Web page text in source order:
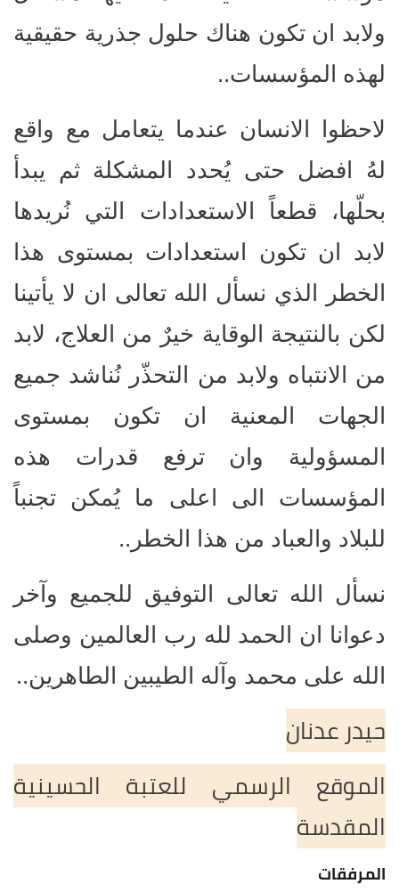
ولابد ان تكون هناك حلول جذرية حقيقية
لهذه المؤسسات..
لاحظوا الانسان عندما يتعامل مع واقع
لهُ افضل حتى يُحدد المشكلة ثم يبدأ
بحلّها، قطعاً الاستعدادات التي نُريدها
لابد ان تكون استعدادات بمستوى هذا
الخطر الذي نسأل الله تعالى ان لا يأتينا
لكن بالنتيجة الوقاية خيرٌ من العلاج، لابد
من الانتباه ولابد من التحذّر نُناشد جميع
الجهات المعنية ان تكون بمستوى
المسؤولية وان ترفع قدرات هذه
المؤسسات الى اعلى ما يُمكن تجنباً
للبلاد والعباد من هذا الخطر..
نسأل الله تعالى التوفيق للجميع وآخر
دعوانا ان الحمد لله رب العالمين وصلى
الله على محمد وآله الطيبين الطاهرين..
حيدر عدنان
الموقع الرسمي للعتبة الحسينية
المقدسة
المرفقات